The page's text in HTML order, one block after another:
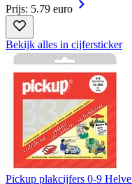
Prijs: 5.79 euro
Bekijk alles in cijfersticker
Pickup plakcijfers 0-9